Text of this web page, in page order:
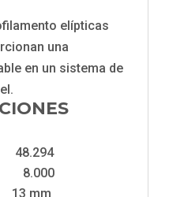
elípticas
una
en un sistema de
mm